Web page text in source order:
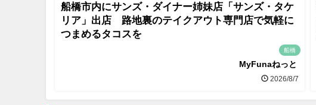
船橋市内にサンズ・ダイナー姉妹店「サンズ・タケ
リア」出店 路地裏のテイクアウト専門店で気軽に
つまめるタコスを
船橋
MyFunaねっと
2026/8/7